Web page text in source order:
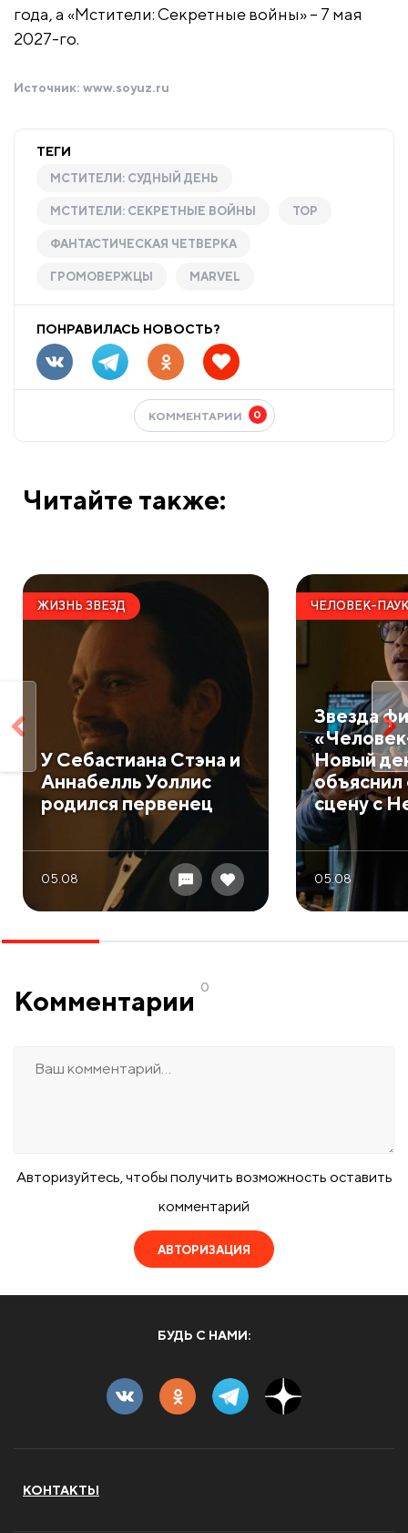
года, а «Мстители: Секретные войны» – 7 мая
2027-го.
Источник: www.soyuz.ru
ТЕГИ
МСТИТЕЛИ: СУДНЫЙ ДЕНЬ
МСТИТЕЛИ: СЕКРЕТНЫЕ ВОЙНЫ ТОР
ФАНТАСТИЧЕСКАЯ ЧЕТВЕРКА
ГРОМОВЕРЖЦЫ MARVEL
ПОНРАВИЛАСЬ НОВОСТЬ?
КОММЕНТАРИИ 0
Читайте также:
ЖИЗНЬ ЗВЕЗД
У Себастиана Стэна и
Аннабелль Уоллис
родился первенец
05.08
ЧЕЛОВЕК-ПАУК
Звезда
Новый
сцену с
05.08
Комментарии 0
Авторизуйтесь, чтобы получить возможность оставить
комментарий
АВТОРИЗАЦИЯ
БУДЬ С НАМИ:
КОНТАКТЫ